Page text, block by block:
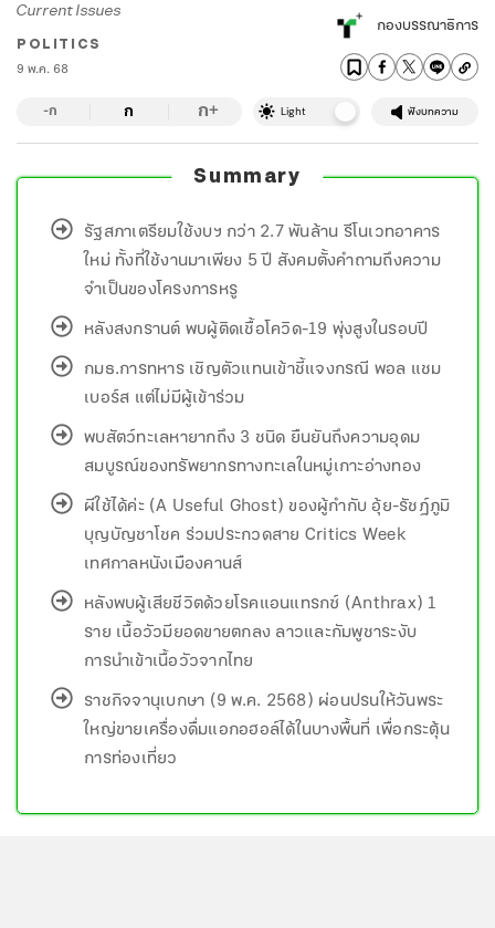
Current Issues
POLITICS
9 พ.ค. 68
กองบรรณาธิการ
-ก ก ก+ Light ฟังบทความ
Summary
รัฐสภาเตรียมใช้งบฯ กว่า 2.7 พันล้าน รีโนเวทอาคาร
ใหม่ ทั้งที่ใช้งานมาเพียง 5 ปี สังคมตั้งคำถามถึงความ
จำเป็นของโครงการหรู
หลังสงกรานต์ พบผู้ติดเชื้อโควิด-19 พุ่งสูงในรอบปี
กมธ.การทหาร เชิญตัวแทนเข้าชี้แจงกรณี พอล แชม
เบอร์ส แต่ไม่มีผู้เข้าร่วม
พบสัตว์ทะเลหายากถึง 3 ชนิด ยืนยันถึงความอุดม
สมบูรณ์ของทรัพยากรทางทะเลในหมู่เกาะอ่างทอง
ผีใช้ได้ค่ะ (A Useful Ghost) ของผู้กำกับ อุ้ย-รัชฏ์ภูมิ
บุญบัญชาโชค ร่วมประกวดสาย Critics Week
เทศกาลหนังเมืองคานส์
หลังพบผู้เสียชีวิตด้วยโรคแอนแทรกซ์ (Anthrax) 1
ราย เนื้อวัวมียอดขายตกลง ลาวและกัมพูชาระงับ
การนำเข้าเนื้อวัวจากไทย
ราชกิจจานุเบกษา (9 พ.ค. 2568) ผ่อนปรนให้วันพระ
ใหญ่ขายเครื่องดื่มแอกอฮอล์ได้ในบางพื้นที่ เพื่อกระตุ้น
การท่องเที่ยว